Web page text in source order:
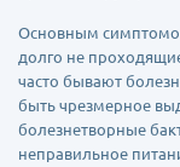
Основным
долго не
часто бывают
быть чрезмерное
болезнетворные
неправильное